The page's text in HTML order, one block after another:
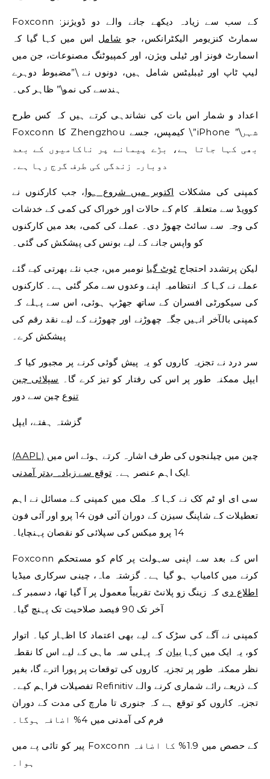
Foxconn کے سب سے زیادہ دیکھے جانے والے دو ڈویژنز:
سمارٹ کنزیومر الیکٹرانکس، جو شامل اس میں کہا گیا کہ
اسمارٹ فونز اور ٹیلی ویژن، اور کمپیوٹنگ مصنوعات، جن میں
لیپ ٹاپ اور ٹیبلیٹس شامل ہیں، دونوں نے \”مضبوط دوہرے
ہندسے کی نمو\” ظاہر کی۔
اعداد و شمار اس بات کی نشاندہی کرتے ہیں کہ کس طرح
Foxconn کا Zhengzhou کیمپس، جسے \”iPhone شہر\”
بھی کہا جاتا ہے، بڑے پیمانے پر ناکامیوں کے بعد
دوبارہ زندگی کی طرف گرج رہا ہے۔
کمپنی کی مشکلات اکتوبر میں شروع ہوا، جب کارکنوں نے
کوویڈ سے متعلقہ کام کے حالات اور خوراک کی کمی کے خدشات
کی وجہ سے سائٹ چھوڑ دی۔ عملے کی کمی، بعد میں کارکنوں
کو واپس جانے کے لیے بونس کی پیشکش کی گئی۔
لیکن پرتشدد احتجاج ٹوٹ گیا نومبر میں، جب نئے بھرتی کیے گئے
عملے نے کہا کہ انتظامیہ اپنے وعدوں سے مکر گئی ہے۔ کارکنوں
کی سیکورٹی افسران کے ساتھ جھڑپ ہوئی، اس سے پہلے کہ
کمپنی بالآخر انہیں جگہ چھوڑنے اور چھوڑنے کے لیے نقد رقم کی
پیشکش کرے۔
سر درد نے تجزیہ کاروں کو یہ پیش گوئی کرنے پر مجبور کیا کہ
ایپل ممکنہ طور پر اس کی رفتار کو تیز کرے گا۔ سپلائی چین
تنوع چین سے دور
گزشتہ ہفتے، ایپل
(AAPL)
ایک اہم عنصر ہے۔ توقع سے زیادہ بدتر آمدنی .
سی ای او ٹم کک نے کہا کہ ملک میں کمپنی کے مسائل نے اہم
تعطیلات کے شاپنگ سیزن کے دوران آئی فون 14 پرو اور آئی فون
14 پرو میکس کی سپلائی کو نقصان پہنچایا۔
Foxconn اس کے بعد سے اپنی سہولت پر کام کو مستحکم
کرنے میں کامیاب ہو گیا ہے۔ گزشتہ ماہ، چینی سرکاری میڈیا
اطلاع دی کہ زینگ زو پلانٹ تقریباً معمول پر آ گیا تھا، دسمبر کے
آخر تک 90 فیصد صلاحیت تک پہنچ گیا۔
کمپنی نے آگے کی سڑک کے لیے بھی اعتماد کا اظہار کیا۔ اتوار
کو، یہ ایک میں کہا بیان کہ پہلی سہ ماہی کے لیے اس کا نقطہ
نظر ممکنہ طور پر تجزیہ کاروں کی توقعات پر پورا اترے گا، بغیر
تفصیلات فراہم کیے۔ Refinitiv کے ذریعے رائے شماری کرنے والے
تجزیہ کاروں کو توقع ہے کہ جنوری تا مارچ کی مدت کے دوران
فرم کی آمدنی میں 4% اضافہ ہوگا۔
پیر کو تائی پے میں Foxconn کے حصص میں 1.9% کا اضافہ
ہوا۔